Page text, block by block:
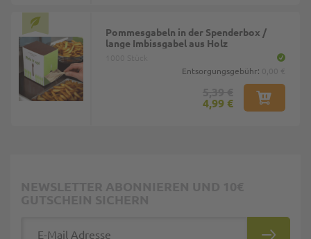
Pommesgabeln in der Spenderbox /
lange Imbissgabel aus Holz
Entsorgungsgebühr:
4,99 €